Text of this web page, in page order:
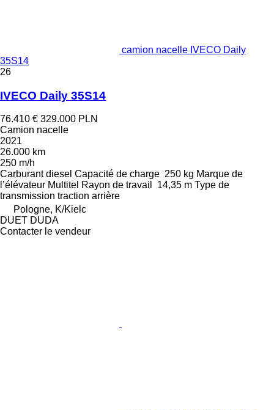
camion nacelle IVECO Daily
35S14
26
IVECO Daily 35S14
76.410 € 329.000 PLN
Camion nacelle
2021
26.000 km
250 m/h
Carburant diesel Capacité de charge 250 kg Marque de
l’élévateur Multitel Rayon de travail 14,35 m Type de
transmission traction arrière
Pologne, K/Kielc
DUET DUDA
Contacter le vendeur